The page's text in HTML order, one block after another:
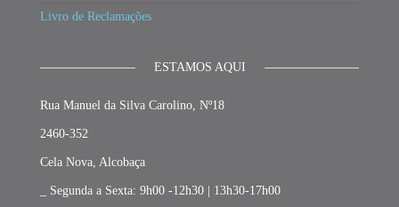
Livro de Reclamações
ESTAMOS AQUI
Rua Manuel da Silva Carolino, Nº18
2460-352
Cela Nova, Alcobaça
_ Segunda a Sexta: 9h00 -12h30 | 13h30-17h00